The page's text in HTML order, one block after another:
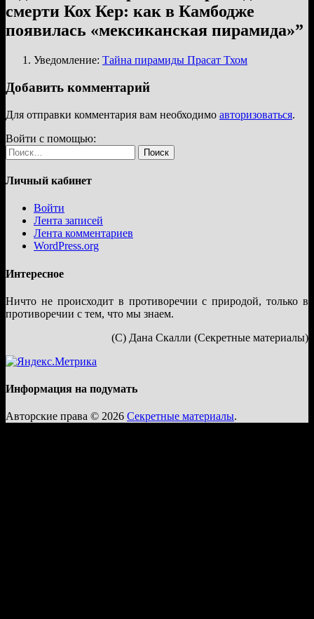
смерти Кох Кер: как в Камбодже
появилась «мексиканская пирамида»”
Уведомление: Тайна пирамиды Прасат Тхом
Добавить комментарий
Для отправки комментария вам необходимо авторизоваться.
Войти с помощью:
Найти:
Личный кабинет
Войти
Лента записей
Лента комментариев
WordPress.org
Интересное
Ничто не происходит в противоречии с природой, только в
противоречии с тем, что мы знаем.
(С) Дана Скалли (Секретные материалы)
Информация на подумать
Авторские права © 2026 Секретные материалы.